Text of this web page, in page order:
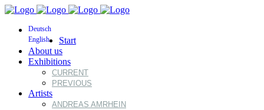
Deutsch
English
Start
About us
Exhibitions
CURRENT
PREVIOUS
Artists
ANDREAS AMRHEIN